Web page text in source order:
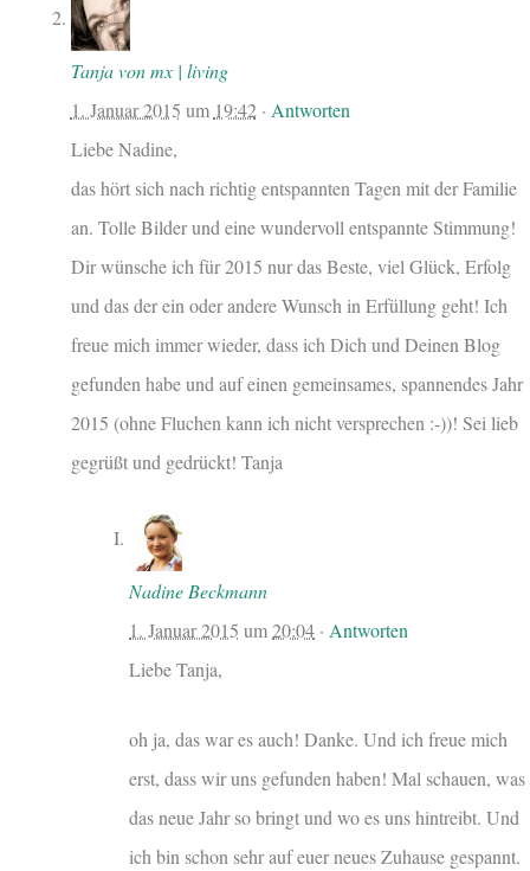
Tanja von mx | living
1. Januar 2015 um 19:42· Antworten
Liebe Nadine,
das hört sich nach richtig entspannten Tagen mit der Familie
an. Tolle Bilder und eine wundervoll entspannte Stimmung!
Dir wünsche ich für 2015 nur das Beste, viel Glück, Erfolg
und das der ein oder andere Wunsch in Erfüllung geht! Ich
freue mich immer wieder, dass ich Dich und Deinen Blog
gefunden habe und auf einen gemeinsames, spannendes Jahr
2015 (ohne Fluchen kann ich nicht versprechen :-))! Sei lieb
gegrüßt und gedrückt! Tanja
Nadine Beckmann
1. Januar 2015 um20:04 · Antworten
Liebe Tanja,
oh ja, das war es auch! Danke. Und ich freue mich
erst, dass wir uns gefunden haben! Mal schauen, was
das neue Jahr so bringt und wo es uns hintreibt. Und
ich bin schon sehr auf euer neues Zuhause gespannt.